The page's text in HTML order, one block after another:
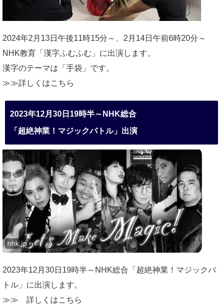
2024年2月13日午後11時15分～、2月14日午前6時20分～
NHK教育「漢字ふむふむ」に出演します。
漢字のテーマは「手袋」です。
≫≫詳しくはこちら
2023年12月30日19時半～NHK総合
「超絶神業！マジックバトル」出演
2023年12月30日19時半～NHK総合「超絶神業！マジックバ
トル」に出演します。
≫≫ 詳しくはこちら